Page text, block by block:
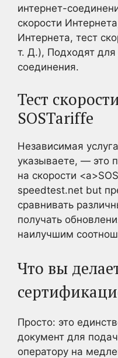
интернет-
скорости
Интернета, тест
т. Д.), Подходят
соединения.
Тест
SOSTariffe
Независимая
указываете, — это
на скорости
speedtest.net but
сравнивать
получать
наилучшим
Что вы
Просто: это
документ для
оператору на